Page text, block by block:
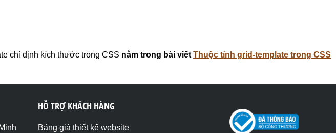
chỉ định kích thước trong CSS nằm trong bài viết Thuộc tính grid-template trong CSS
HỖ TRỢ KHÁCH HÀNG
Bảng giá thiết kế website